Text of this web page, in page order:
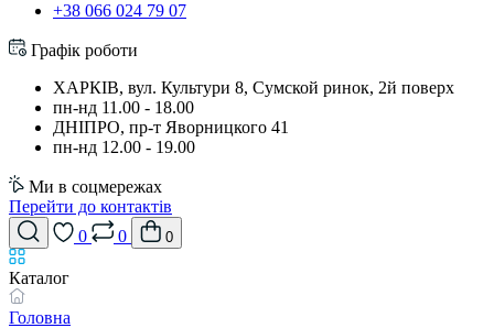
+38 066 024 79 07
Графік роботи
ХАРКІВ, вул. Культури 8, Сумской ринок, 2й поверх
пн-нд 11.00 - 18.00
ДНІПРО, пр-т Яворницкого 41
пн-нд 12.00 - 19.00
Ми в соцмережах
Перейти до контактів
0
0 0
Каталог
Головна